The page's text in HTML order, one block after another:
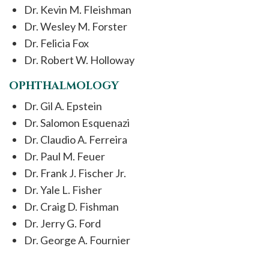
Dr. Kevin M. Fleishman
Dr. Wesley M. Forster
Dr. Felicia Fox
Dr. Robert W. Holloway
OPHTHALMOLOGY
Dr. Gil A. Epstein
Dr. Salomon Esquenazi
Dr. Claudio A. Ferreira
Dr. Paul M. Feuer
Dr. Frank J. Fischer Jr.
Dr. Yale L. Fisher
Dr. Craig D. Fishman
Dr. Jerry G. Ford
Dr. George A. Fournier